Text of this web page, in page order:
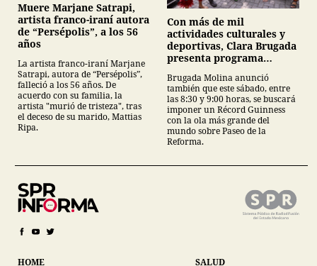
Muere Marjane Satrapi,
artista franco-iraní autora
de “Persépolis”, a los 56
años
La artista franco-iraní Marjane
Satrapi, autora de “Persépolis”,
falleció a los 56 años. De
acuerdo con su familia, la
artista "murió de tristeza", tras
el deceso de su marido, Mattias
Ripa.
Con más de mil
actividades culturales y
deportivas, Clara Brugada
presenta programa
Mundial 2026 en la CDMX
Brugada Molina anunció
también que este sábado, entre
las 8:30 y 9:00 horas, se buscará
imponer un Récord Guinness
con la ola más grande del
mundo sobre Paseo de la
Reforma.
HOME SALUD